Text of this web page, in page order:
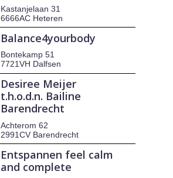
Kastanjelaan 31
6666AC Heteren
Balance4yourbody
Bontekamp 51
7721VH Dalfsen
Desiree Meijer
t.h.o.d.n. Bailine
Barendrecht
Achterom 62
2991CV Barendrecht
Entspannen feel calm
and complete